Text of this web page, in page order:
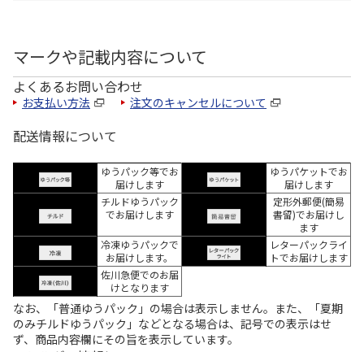
マークや記載内容について
よくあるお問い合わせ
お支払い方法 注文のキャンセルについて
配送情報について
ゆうパック等でお
届けします
ゆうパケットでお
届けします
チルドゆうパック
でお届けします
定形外郵便(簡易
書留)でお届けし
ます
冷凍ゆうパックで
お届けします。
レターパックライ
トでお届けします
佐川急便でのお届
けとなります
なお、「普通ゆうパック」の場合は表示しません。また、「夏期
のみチルドゆうパック」などとなる場合は、記号での表示はせ
ず、商品内容欄にその旨を表示しています。